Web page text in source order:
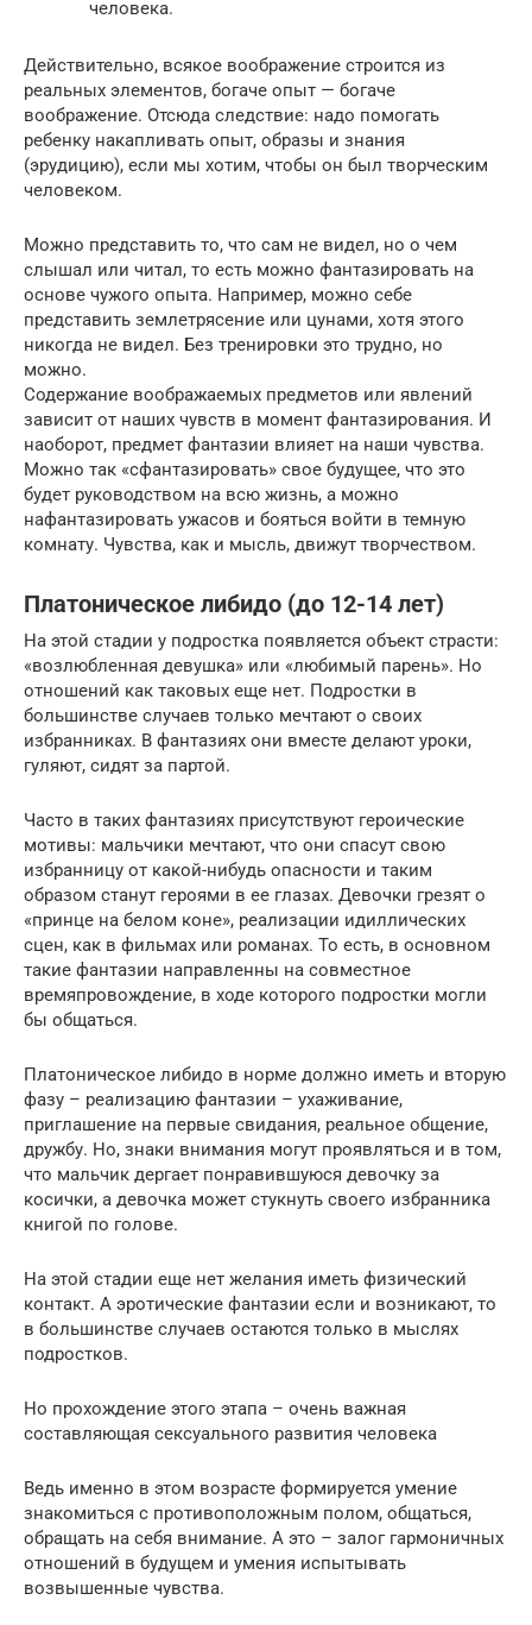
человека.
Действительно, всякое воображение строится из
реальных элементов, богаче опыт — богаче
воображение. Отсюда следствие: надо помогать
ребенку накапливать опыт, образы и знания
(эрудицию), если мы хотим, чтобы он был творческим
человеком.
Можно представить то, что сам не видел, но о чем
слышал или читал, то есть можно фантазировать на
основе чужого опыта. Например, можно себе
представить землетрясение или цунами, хотя этого
никогда не видел. Без тренировки это трудно, но
можно.
Содержание воображаемых предметов или явлений
зависит от наших чувств в момент фантазирования. И
наоборот, предмет фантазии влияет на наши чувства.
Можно так «сфантазировать» свое будущее, что это
будет руководством на всю жизнь, а можно
нафантазировать ужасов и бояться войти в темную
комнату. Чувства, как и мысль, движут творчеством.
Платоническое либидо (до 12-14 лет)
На этой стадии у подростка появляется объект страсти:
«возлюбленная девушка» или «любимый парень». Но
отношений как таковых еще нет. Подростки в
большинстве случаев только мечтают о своих
избранниках. В фантазиях они вместе делают уроки,
гуляют, сидят за партой.
Часто в таких фантазиях присутствуют героические
мотивы: мальчики мечтают, что они спасут свою
избранницу от какой-нибудь опасности и таким
образом станут героями в ее глазах. Девочки грезят о
«принце на белом коне», реализации идиллических
сцен, как в фильмах или романах. То есть, в основном
такие фантазии направленны на совместное
времяпровождение, в ходе которого подростки могли
бы общаться.
Платоническое либидо в норме должно иметь и вторую
фазу – реализацию фантазии – ухаживание,
приглашение на первые свидания, реальное общение,
дружбу. Но, знаки внимания могут проявляться и в том,
что мальчик дергает понравившуюся девочку за
косички, а девочка может стукнуть своего избранника
книгой по голове.
На этой стадии еще нет желания иметь физический
контакт. А эротические фантазии если и возникают, то
в большинстве случаев остаются только в мыслях
подростков.
Но прохождение этого этапа – очень важная
составляющая сексуального развития человека
Ведь именно в этом возрасте формируется умение
знакомиться с противоположным полом, общаться,
обращать на себя внимание. А это – залог гармоничных
отношений в будущем и умения испытывать
возвышенные чувства.